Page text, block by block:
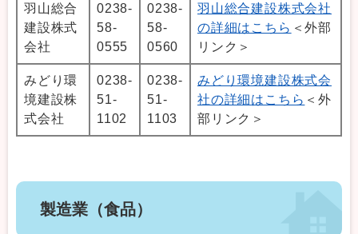
羽山総合
建設株式
会社
0238-
58-
0555
0238-
58-
0560
羽山総合建設株式会社
の詳細はこちら ＜外部
リンク＞
みどり環
境建設株
式会社
0238-
51-
1102
0238-
51-
1103
みどり環境建設株式会
社の詳細はこちら ＜外
部リンク＞
製造業（食品）